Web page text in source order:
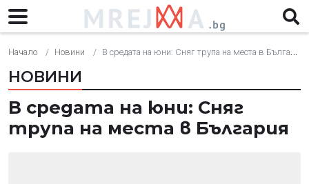
Начало Новини В средата на юни: Сняг трупа на места в България
НОВИНИ
В средата на юни: Сняг
трупа на места в България